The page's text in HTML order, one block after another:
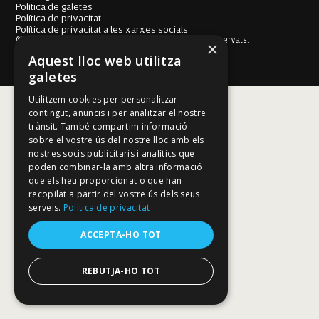
Política de galetes
Política de privacitat
Política de privacitat a les xarxes socials
© Fundació Mallorca Literària 2026. Tots els drets reservats.
Disseny i desenvolupament web BESTALDE STUDIO
×
Aquest lloc web utilitza
galetes
Utilitzem cookies per personalitzar
contingut, anuncis i per analitzar el nostre
trànsit. També compartim informació
sobre el vostre ús del nostre lloc amb els
nostres socis publicitaris i analítics que
poden combinar-la amb altra informació
que els heu proporcionat o que han
recopilat a partir del vostre ús dels seus
serveis. Política de privacitat
ACCEPTA-HO TOT
REBUTJA-HO TOT